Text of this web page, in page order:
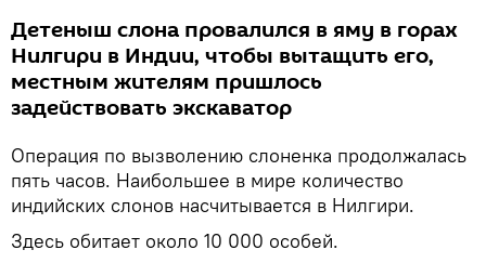
Детеныш слона провалился в яму в горах
Нилгири в Индии, чтобы вытащить его,
местным жителям пришлось
задействовать экскаватор
Операция по вызволению слоненка продолжалась
пять часов. Наибольшее в мире количество
индийских слонов насчитывается в Нилгири.
Здесь обитает около 10 000 особей.